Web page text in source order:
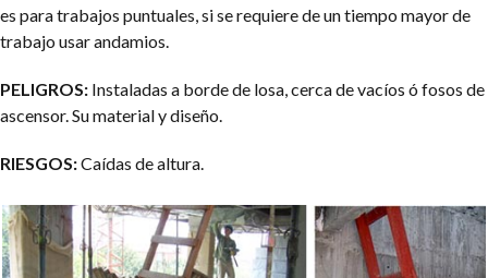
es para trabajos puntuales, si se requiere de un tiempo mayor de
trabajo usar andamios.
PELIGROS: Instaladas a borde de losa, cerca de vacíos ó fosos de
ascensor. Su material y diseño.
RIESGOS:Caídas de altura.